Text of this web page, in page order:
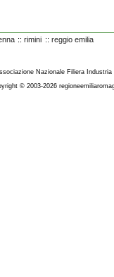
:: rimini :: reggio emilia
Nazionale Filiera
© 2003-2026